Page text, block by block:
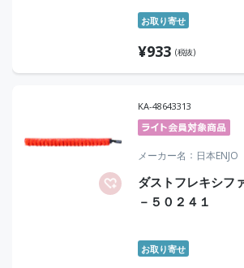
お取り寄せ
¥933 (税抜)
KA-48643313
メーカー名 日本ENJO
ダストフレキシフ
－５０２４１
お取り寄せ